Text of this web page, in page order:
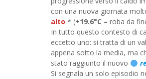
con una nuova giornata
alto * (+19.6°C – roba da
In tutto questo contesto di
eccetto uno: si tratta di un
appena sotto la media, ma
stato raggiunto il nuovo
Si segnala un solo episodio